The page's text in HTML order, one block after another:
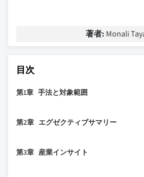
著者: Monali
目次
第1章 手法と対象範囲
1.2 調査設計
1.2.2 データ収集方法
第2章 エグゼクティブサマリー
第3章 産業インサイト